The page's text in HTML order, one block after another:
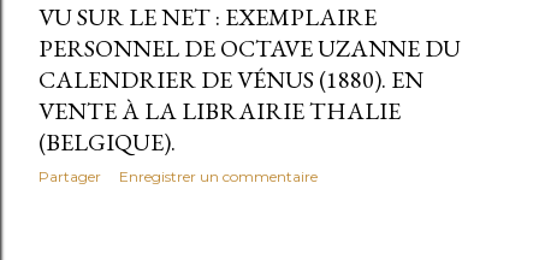
VU SUR LE NET : EXEMPLAIRE
PERSONNEL DE OCTAVE UZANNE DU
CALENDRIER DE VÉNUS (1880). EN
VENTE À LA LIBRAIRIE THALIE
(BELGIQUE).
Partager Enregistrer un commentaire